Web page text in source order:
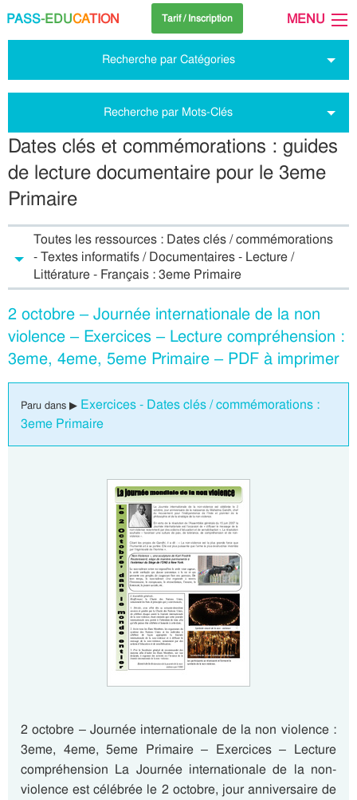
PASS-EDUCATION Tarif / Inscription MENU
Recherche par Catégories
Recherche par Mots-Clés
Dates clés et commémorations : guides
de lecture documentaire pour le 3eme
Primaire
Toutes les ressources : Dates clés / commémorations
- Textes informatifs / Documentaires - Lecture /
Littérature - Français : 3eme Primaire
2 octobre – Journée internationale de la non
violence – Exercices – Lecture compréhension :
3eme, 4eme, 5eme Primaire – PDF à imprimer
Paru dans ▶ Exercices - Dates clés / commémorations :
3eme Primaire
2 octobre – Journée internationale de la non violence :
3eme, 4eme, 5eme Primaire – Exercices – Lecture
compréhension La Journée internationale de la non-
violence est célébrée le 2 octobre, jour anniversaire de